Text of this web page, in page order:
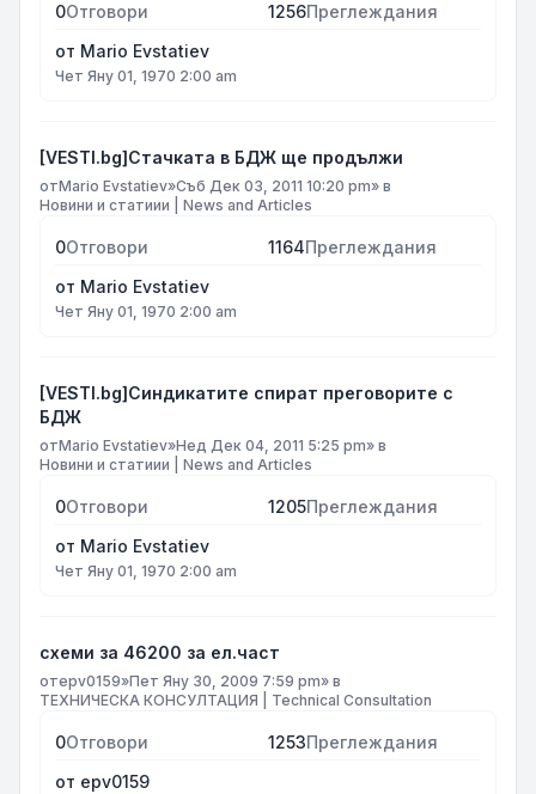
0Отговори 1256Преглеждания
от Mario Evstatiev
Чет Яну 01, 1970 2:00 am
[VESTI.bg]Стачката в БДЖ ще продължи
отMario Evstatiev»Съб Дек 03, 2011 10:20 pm» в
Новини и статиии | News and Articles
0Отговори 1164Преглеждания
от Mario Evstatiev
Чет Яну 01, 1970 2:00 am
[VESTI.bg]Синдикатите спират преговорите с
БДЖ
отMario Evstatiev»Нед Дек 04, 2011 5:25 pm» в
Новини и статиии | News and Articles
0Отговори 1205Преглеждания
от Mario Evstatiev
Чет Яну 01, 1970 2:00 am
схеми за 46200 за ел.част
отepv0159»Пет Яну 30, 2009 7:59 pm» в
ТЕХНИЧЕСКА КОНСУЛТАЦИЯ | Technical Consultation
0Отговори 1253Преглеждания
от epv0159